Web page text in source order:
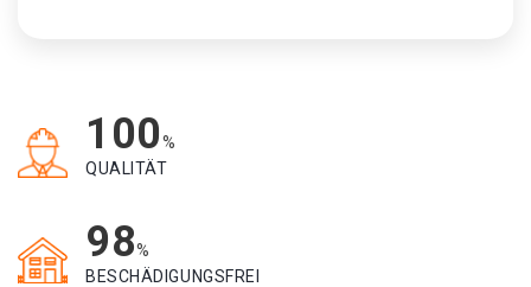
100%
QUALITÄT
98%
BESCHÄDIGUNGSFREI